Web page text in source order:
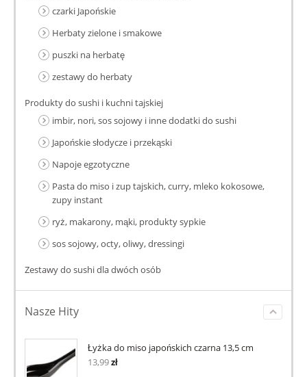
czarki Japońskie
Herbaty zielone i smakowe
puszki na herbatę
zestawy do herbaty
Produkty do sushi i kuchni tajskiej
imbir, nori, sos sojowy i inne dodatki do sushi
Japońskie słodycze i przekąski
Napoje egzotyczne
Pasta do miso i zup tajskich, curry, mleko kokosowe,
zupy instant
ryż, makarony, mąki, produkty sypkie
sos sojowy, octy, oliwy, dressingi
Zestawy do sushi dla dwóch osób
Nasze Hity
Łyżka do miso japońskich czarna 13,5 cm
13,99zł